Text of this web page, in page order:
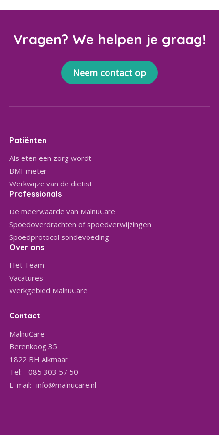
Vragen? We helpen je graag!
Neem contact op
Patiënten
Als eten een zorg wordt
BMI-meter
Werkwijze van de diëtist
Professionals
De meerwaarde van MalnuCare
Spoedoverdrachten of spoedverwijzingen
Spoedprotocol sondevoeding
Over ons
Het Team
Vacatures
Werkgebied MalnuCare
Contact
MalnuCare
Berenkoog 35
1822 BH Alkmaar
Tel:
085 303 57 50
E-mail: info@malnucare.nl